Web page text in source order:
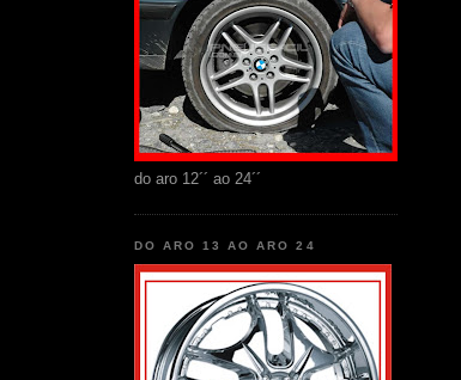
do aro 12´´ ao 24´´
DO ARO 13 AO ARO 24